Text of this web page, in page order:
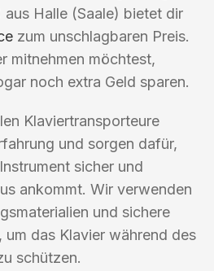
aus Halle (Saale) bietet dir
zum unschlagbaren Preis.
mitnehmen möchtest,
noch extra Geld sparen.
Klaviertransporteure
und sorgen dafür,
sicher und
ankommt. Wir verwenden
und sichere
um das Klavier während des
schützen.